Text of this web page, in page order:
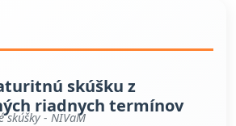
skúšku z
riadnych termínov
skúšky - NIVaM